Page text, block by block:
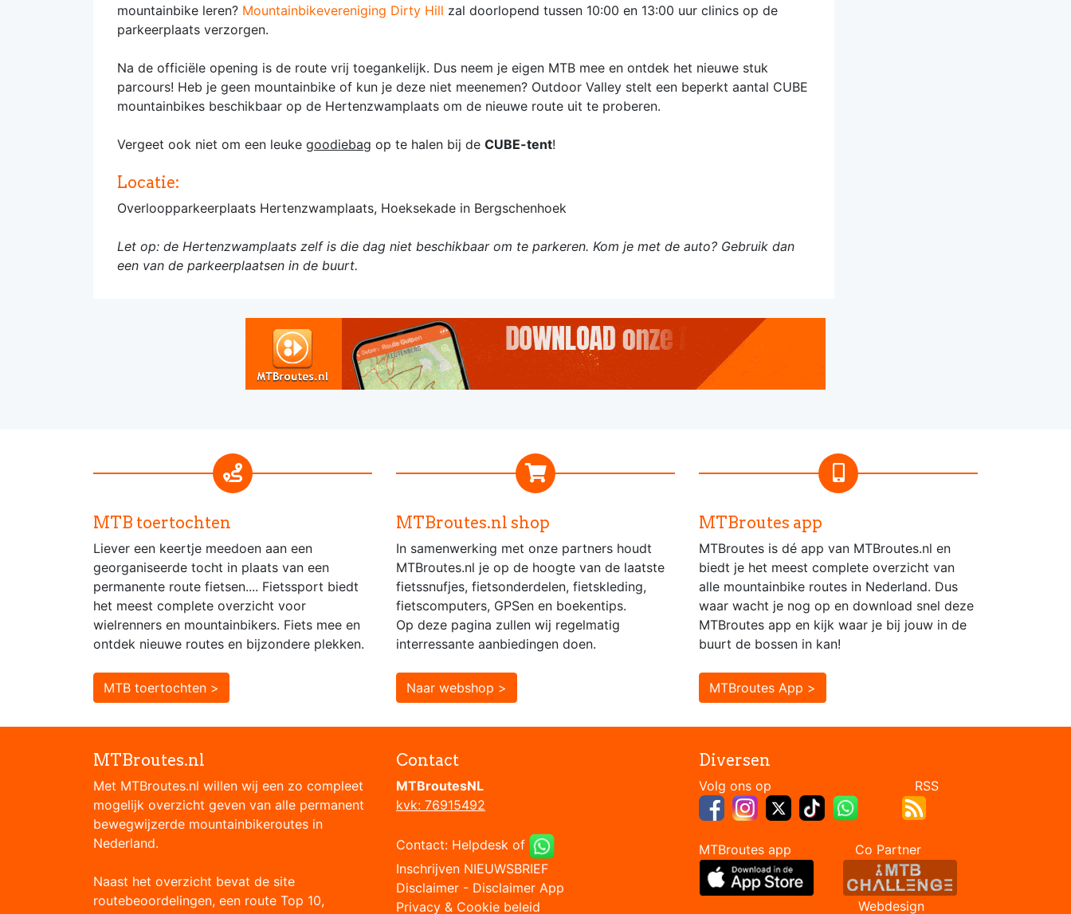
mountainbike leren? Mountainbikevereniging Dirty Hill zal doorlopend tussen 10:00 en 13:00 uur clinics op de
parkeerplaats verzorgen.
Na de officiële opening is de route vrij toegankelijk. Dus neem je eigen MTB mee en ontdek het nieuwe stuk
parcours! Heb je geen mountainbike of kun je deze niet meenemen? Outdoor Valley stelt een beperkt aantal CUBE
mountainbikes beschikbaar op de Hertenzwamplaats om de nieuwe route uit te proberen.
Vergeet ook niet om een leuke goodiebag op te halen bij de CUBE-tent!
Locatie:
Overloopparkeerplaats Hertenzwamplaats, Hoeksekade in Bergschenhoek
Let op: de Hertenzwamplaats zelf is die dag niet beschikbaar om te parkeren. Kom je met de auto? Gebruik dan
een van de parkeerplaatsen in de buurt.
MTB toertochten
Liever een keertje meedoen aan een
georganiseerde tocht in plaats van een
permanente route fietsen.... Fietssport biedt
het meest complete overzicht voor
wielrenners en mountainbikers. Fiets mee en
ontdek nieuwe routes en bijzondere plekken.
MTB toertochten >
MTBroutes.nl shop
In samenwerking met onze partners houdt
MTBroutes.nl je op de hoogte van de laatste
fietssnufjes, fietsonderdelen, fietskleding,
fietscomputers, GPSen en boekentips.
Op deze pagina zullen wij regelmatig
interressante aanbiedingen doen.
Naar webshop >
MTBroutes app
MTBroutes is dé app van MTBroutes.nl en
biedt je het meest complete overzicht van
alle mountainbike routes in Nederland. Dus
waar wacht je nog op en download snel deze
MTBroutes app en kijk waar je bij jouw in de
buurt de bossen in kan!
MTBroutes App >
MTBroutes.nl
Met MTBroutes.nl willen wij een zo compleet
mogelijk overzicht geven van alle permanent
bewegwijzerde mountainbikeroutes in
Nederland.
Naast het overzicht bevat de site
routebeoordelingen, een route Top 10,
Contact
MTBroutesNL
kvk: 76915492
Contact: Helpdesk of
Inschrijven NIEUWSBRIEF
Disclaimer - Disclaimer App
Privacy & Cookie beleid
Diversen
Volg ons op RSS
MTBroutes app Co Partner
Webdesign